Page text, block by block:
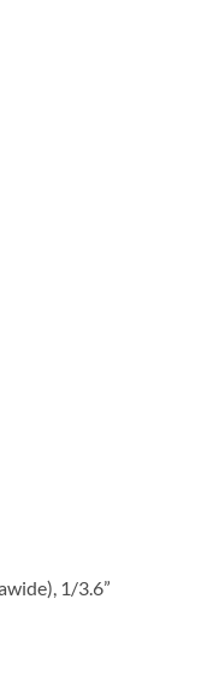
1/3.6”